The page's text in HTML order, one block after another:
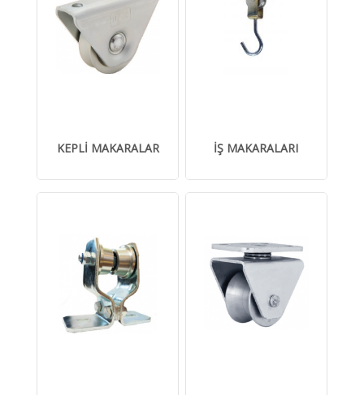
KEPLİ MAKARALAR İŞ MAKARALARI